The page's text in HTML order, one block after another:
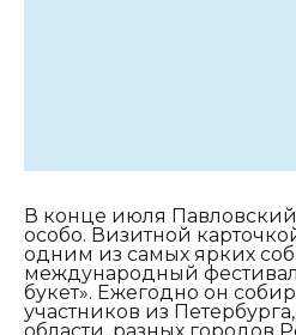
В конце июля Павловский
особо. Визитной
одним из самых ярких
международный
букет». Ежегодно он
участников из
области, разных городов